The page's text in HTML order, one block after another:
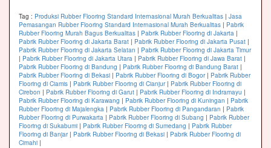
Tag : Produksi Rubber Flooring Standard Internasional Murah Berkualitas | Jasa
Pemasangan Rubber Flooring Standard Internasional Murah Berkualitas | Pabrik
Rubber Flooring Murah Bagus Berkualitas | Pabrik Rubber Flooring di Jakarta |
Pabrik Rubber Flooring di Jakarta Barat | Pabrik Rubber Flooring di Jakarta Pusat |
Pabrik Rubber Flooring di Jakarta Selatan | Pabrik Rubber Flooring di Jakarta Timur
| Pabrik Rubber Flooring di Jakarta Utara | Pabrik Rubber Flooring di Jawa Barat |
Pabrik Rubber Flooring di Bandung | Pabrik Rubber Flooring di Bandung Barat |
Pabrik Rubber Flooring di Bekasi | Pabrik Rubber Flooring di Bogor| Pabrik Rubber
Flooring di Ciamis | Pabrik Rubber Flooring di Cianjur| Pabrik Rubber Flooring di
Cirebon | Pabrik Rubber Flooring di Garut | Pabrik Rubber Flooring di Indramayu |
Pabrik Rubber Flooring di Karawang | Pabrik Rubber Flooring di Kuningan | Pabrik
Rubber Flooring di Majalengka | Pabrik Rubber Flooring di Pangandaran | Pabrik
Rubber Flooring di Purwakarta | Pabrik Rubber Flooring di Subang | Pabrik Rubber
Flooring di Sukabumi | Pabrik Rubber Flooring di Sumedang | Pabrik Rubber
Flooring di Banjar| Pabrik Rubber Flooring di Bekasi | Pabrik Rubber Flooring di
Cimahi |